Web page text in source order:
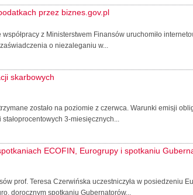
przez biznes.gov.pl
z Ministerstwem Finansów uruchomiło
o niezaleganiu w...
skarbowych
zostało na poziomie z czerwca. Warunki emisji
3-miesięcznych...
ECOFIN, Eurogrupy i spotkaniu
prof. Teresa Czerwińska uczestniczyła w posiedzeniu
dorocznym spotkaniu Gubernatorów...